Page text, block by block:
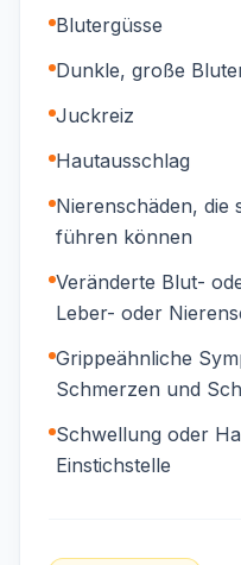
Blutergüsse
Dunkle, große
Juckreiz
Hautausschlag
Nierenschäden, die
führen können
Veränderte Blut-
Leber- oder
Grippeähnliche
Schmerzen und
Schwellung oder
Einstichstelle